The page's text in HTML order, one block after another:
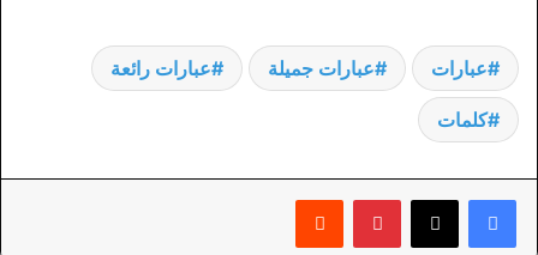
عبارات عبارات جميلة عبارات رائعة
كلمات
بينتيريست